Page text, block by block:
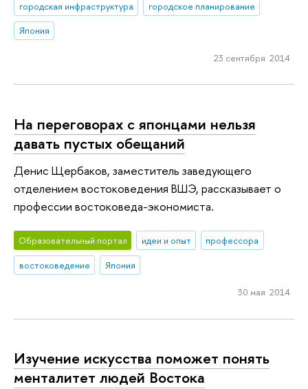
городская инфраструктура
городское планирование
Япония
23 сентября 2014
На переговорах с японцами нельзя
давать пустых обещаний
Денис Щербаков, заместитель заведующего
отделением востоковедения ВШЭ, рассказывает о
профессии востоковеда-экономиста.
Образовательный портал идеи и опыт
профессора
востоковедение
Япония
30 мая 2014
Изучение искусства поможет понять
менталитет людей Востока